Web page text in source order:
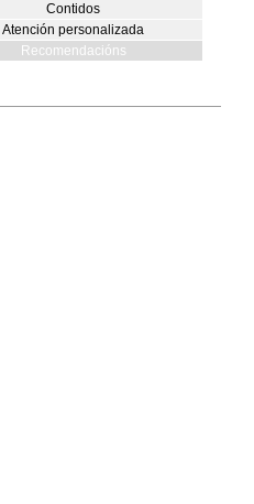
Contidos
Atención personalizada
Recomendacións